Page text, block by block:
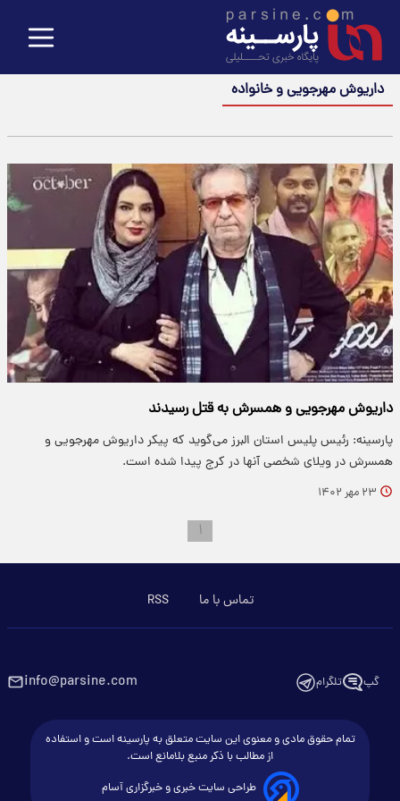
داریوش مهرجویی و خانواده
داریوش مهرجویی و همسرش به قتل رسیدند
پارسینه: رئیس پلیس استان البرز می‌گوید که پیکر داریوش مهرجویی و
همسرش در ویلای شخصی آنها در کرج پیدا شده است.
۲۳ مهر ۱۴۰۲
۱
تماس با ما RSS
گپ تلگرام info@parsine.com
تمام حقوق مادی و معنوی این سایت متعلق به پارسینه است و استفاده
از مطالب با ذکر منبع بلامانع است.
طراحی سایت خبری و خبرگزاری آسام